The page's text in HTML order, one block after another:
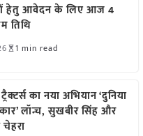
हेतु आवेदन के लिए आज 4
तिथि
1 min read
का नया अभियान ‘दुनिया
लॉन्च, सुखबीर सिंह और
चेहरा